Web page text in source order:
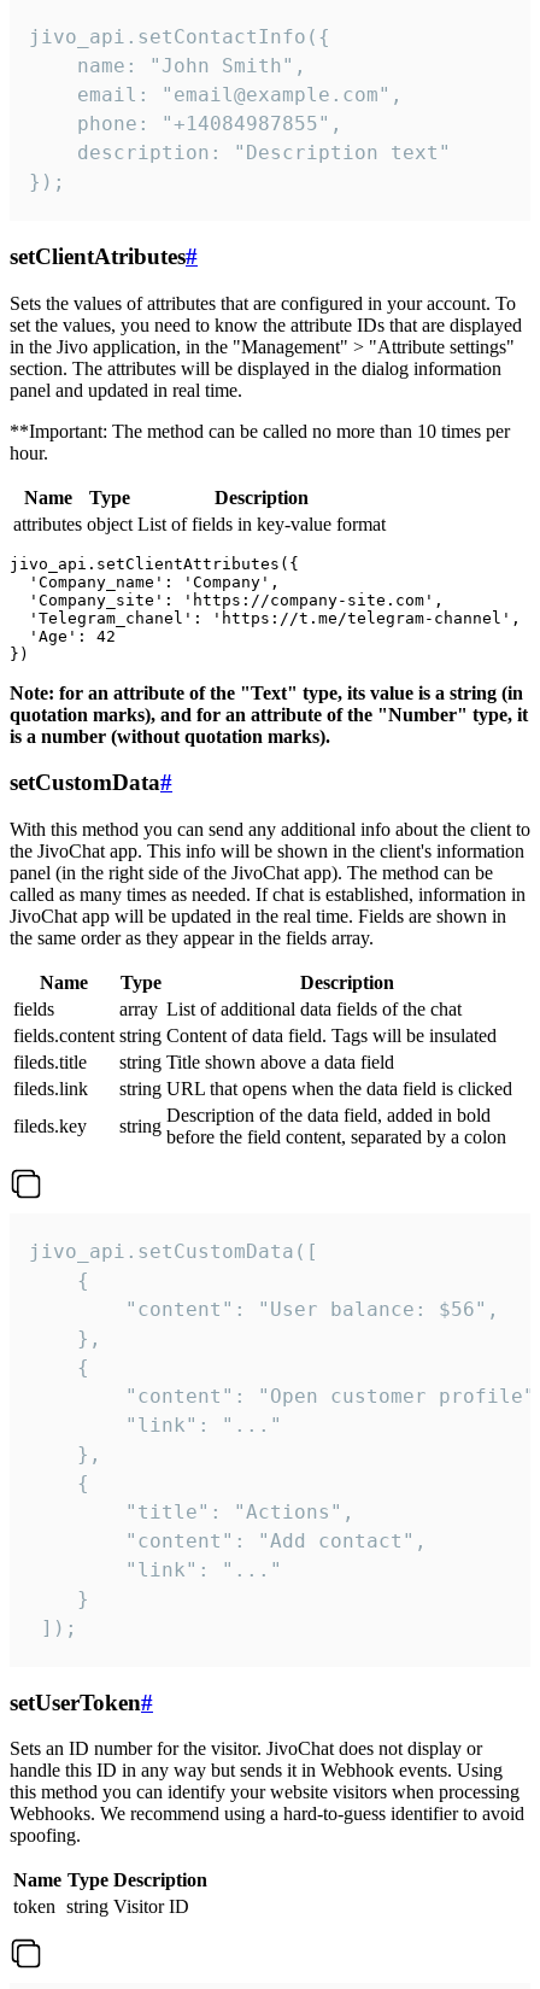
jivo_api.setContactInfo({
    name: "John Smith",
    email: "email@example.com",
    phone: "+14084987855",
    description: "Description text"
});
setClientAtributes#
Sets the values ​​of attributes that are configured in your account. To
set the values, you need to know the attribute IDs that are displayed
in the Jivo application, in the "Management" > "Attribute settings"
section. The attributes will be displayed in the dialog information
panel and updated in real time.
**Important: The method can be called no more than 10 times per
hour.
Name Type
Description
attributes object List of fields in key-value format
jivo_api.setClientAttributes({
  'Company_name': 'Company',
  'Company_site': 'https://company-site.com',
  'Telegram_chanel': 'https://t.me/telegram-channel',
  'Age': 42
Note: for an attribute of the "Text" type, its value is a string (in
quotation marks), and for an attribute of the "Number" type, it
is a number (without quotation marks).
setCustomData#
With this method you can send any additional info about the client to
the JivoChat app. This info will be shown in the client's information
panel (in the right side of the JivoChat app). The method can be
called as many times as needed. If chat is established, information in
JivoChat app will be updated in the real time. Fields are shown in
the same order as they appear in the fields array.
Name Type
Description
fields
array List of additional data fields of the chat
fields.content string Content of data field. Tags will be insulated
fileds.title
string Title shown above a data field
fileds.link
string URL that opens when the data field is clicked
fileds.key
string
Description of the data field, added in bold
before the field content, separated by a colon
jivo_api.setCustomData([
    {
        "content": "User balance: $56",
    },
    {
"content": "Open customer
        "link": "..."
    },
    {
        "title": "Actions",
        "content": "Add contact",
        "link": "..."
    }
]);
setUserToken#
Sets an ID number for the visitor. JivoChat does not display or
handle this ID in any way but sends it in Webhook events. Using
this method you can identify your website visitors when processing
Webhooks. We recommend using a hard-to-guess identifier to avoid
spoofing.
Name Type Description
token string Visitor ID